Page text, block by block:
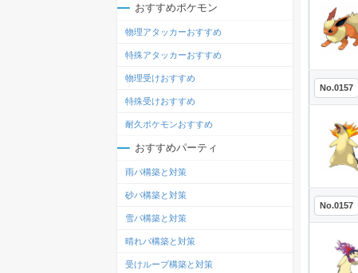
No.0157
No.0157
おすすめポケモン
物理アタッカーおすすめ
特殊アタッカーおすすめ
物理受けおすすめ
特殊受けおすすめ
耐久ポケモンおすすめ
おすすめパーティ
雨パ構築と対策
砂パ構築と対策
雪パ構築と対策
晴れパ構築と対策
受けループ構築と対策